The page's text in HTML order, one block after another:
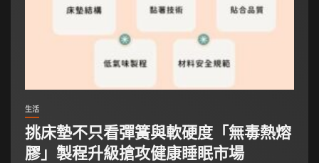
生活
挑床墊不只看彈簧與軟硬度「無毒熱熔
膠」製程升級搶攻健康睡眠市場